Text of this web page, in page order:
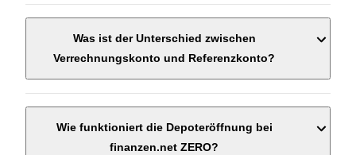
Was ist der Unterschied zwischen
Verrechnungskonto und Referenzkonto?
Wie funktioniert die Depoteröffnung bei
finanzen.net ZERO?